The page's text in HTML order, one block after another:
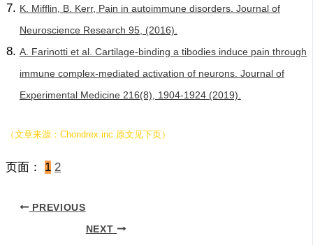
K. Mifflin, B. Kerr, Pain in autoimmune disorders. Journal of
Neuroscience Research 95, (2016).
A. Farinotti et al. Cartilage-binding a tibodies induce pain through
immune complex-mediated activation of neurons. Journal of
Experimental Medicine 216(8), 1904-1924 (2019).
（文章来源：Chondrex.inc 原文见下页）
页面： 1 2
PREVIOUS
NEXT